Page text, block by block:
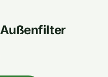
Außenfilter